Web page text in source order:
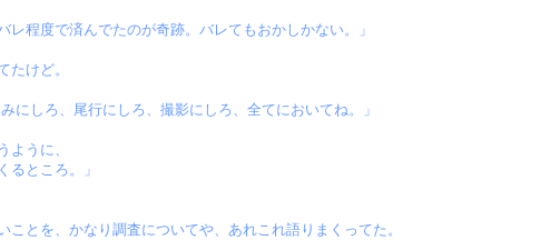
レ程度で済んでたのが奇跡。バレてもおかしかない。」
たけど。
にしろ、尾行にしろ、撮影にしろ、全てにおいてね。」
ように、
るところ。」
とを、かなり調査についてや、あれこれ語りまくってた。